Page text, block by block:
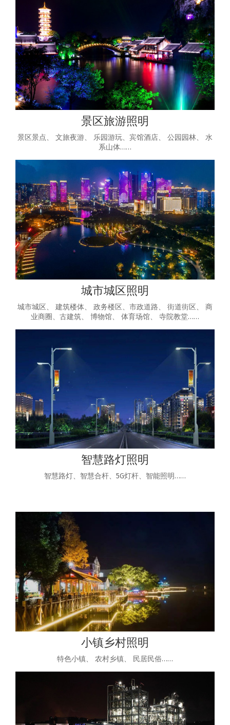
景区旅游照明
景区景点、 文旅夜游、 乐园游玩、宾馆酒店、 公园园林、 水
系山体……
城市城区照明
城市城区、 建筑楼体、 政务楼区、市政道路、 街道街区、 商
业商圈、古建筑、 博物馆、 体育场馆、 寺院教堂……
智慧路灯照明
智慧路灯、智慧合杆、5G灯杆、智能照明……
小镇乡村照明
特色小镇、 农村乡镇、 民居民俗……